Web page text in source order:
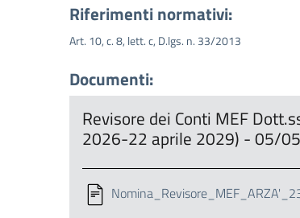
Riferimenti normativi:
Art. 10, c. 8, lett. c, D.lgs. n. 33/2013
Documenti:
Revisore dei Conti MEF
2026-22 aprile 2029) - 05/